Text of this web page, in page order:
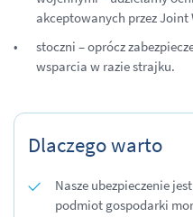
akceptowanych przez Joint
stoczni – oprócz
wsparcia w razie strajku.
Dlaczego warto
Nasze ubezpieczenie
podmiot gospodarki